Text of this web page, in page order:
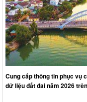
Cung cấp thông tin phục vụ
dữ liệu đất đai năm 2026